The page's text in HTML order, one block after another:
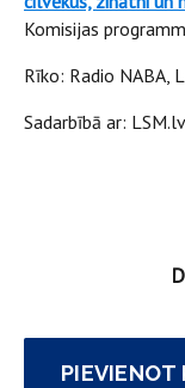
Komisijas
Rīko: Radio NABA,
Sadarbībā ar:
PIEVIENOT